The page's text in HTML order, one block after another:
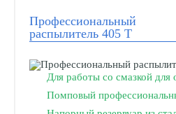
Профессиональный
распылитель 405 Т
Для работы со смазкой для
Помповый